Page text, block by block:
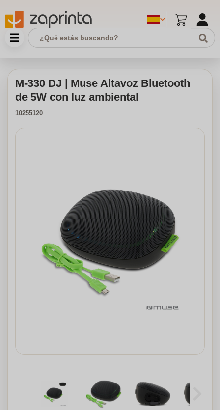
M-330 DJ | Muse Altavoz Bluetooth
de 5W con luz ambiental
10255120